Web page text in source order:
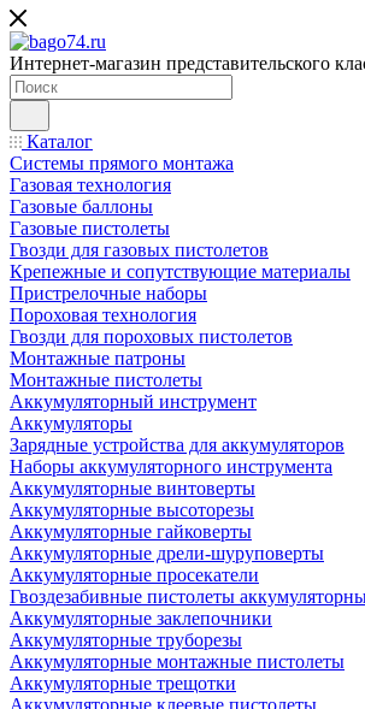
Интернет-магазин представительского
Каталог
Системы прямого монтажа
Газовая технология
Газовые баллоны
Газовые пистолеты
Гвозди для газовых пистолетов
Крепежные и сопутствующие материалы
Пристрелочные наборы
Пороховая технология
Гвозди для пороховых пистолетов
Монтажные патроны
Монтажные пистолеты
Аккумуляторный инструмент
Аккумуляторы
Зарядные устройства для аккумуляторов
Наборы аккумуляторного инструмента
Аккумуляторные винтоверты
Аккумуляторные высоторезы
Аккумуляторные гайковерты
Аккумуляторные дрели-шуруповерты
Аккумуляторные просекатели
Гвоздезабивные пистолеты
Аккумуляторные заклепочники
Аккумуляторные труборезы
Аккумуляторные монтажные пистолеты
Аккумуляторные трещотки
Аккумуляторные клеевые пистолеты